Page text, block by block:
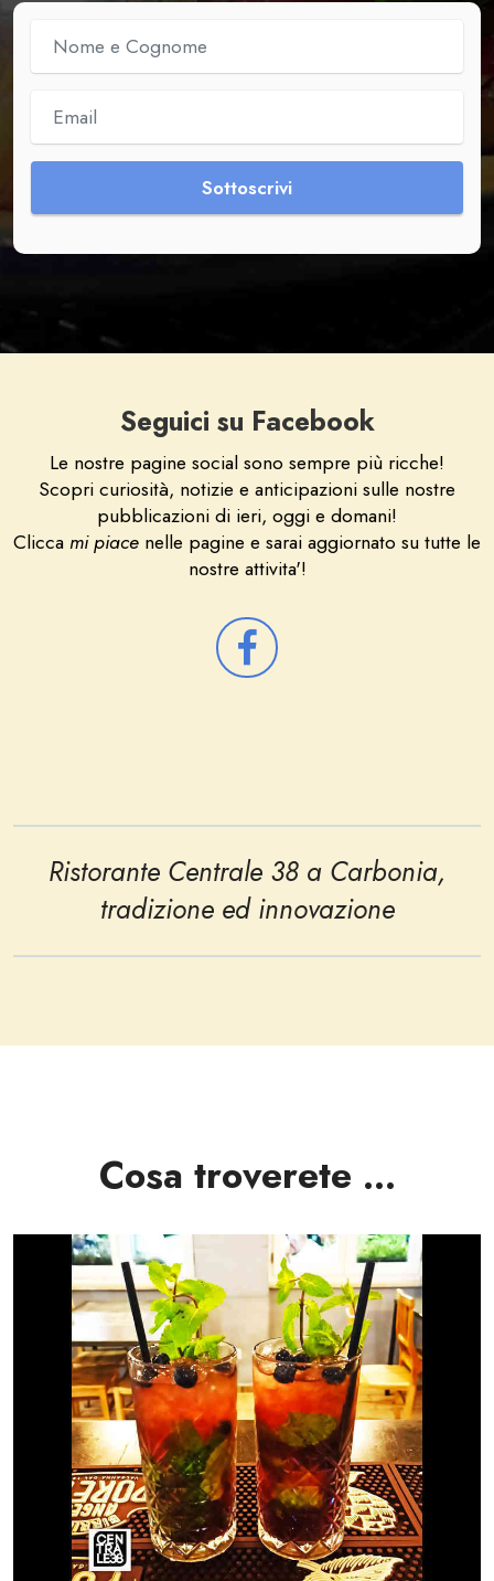
Seguici su Facebook
Le nostre pagine social sono sempre più ricche!
Scopri curiosità, notizie e anticipazioni sulle nostre
pubblicazioni di ieri, oggi e domani!
Cliccami piace nelle pagine e sarai aggiornato su tutte le
nostre attivita'!
Ristorante Centrale 38 a Carbonia,
tradizione ed innovazione
Cosa troverete …